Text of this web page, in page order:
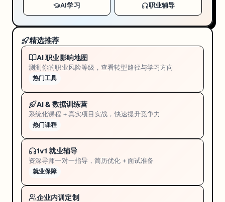
AI学习 职业辅导
精选推荐
AI 职业影响地图
测测你的职业风险等级，查看转型路径与学习方向
热门工具
AI & 数据训练营
系统化课程 + 真实项目实战，快速提升竞争力
热门课程
1v1 就业辅导
资深导师一对一指导，简历优化 + 面试准备
就业保障
企业内训定制